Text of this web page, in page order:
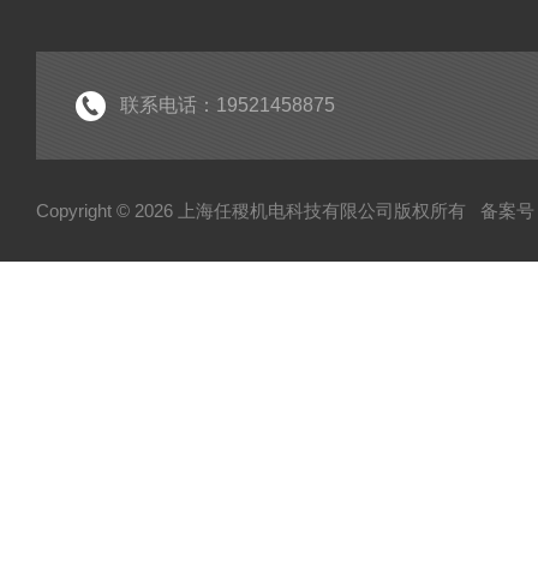
联系电话：19521458875
Copyright © 2026 上海任稷机电科技有限公司版权所有 备案号